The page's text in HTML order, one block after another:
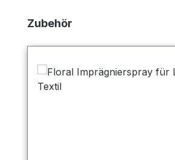
Produktgalerie überspringen
Zubehör